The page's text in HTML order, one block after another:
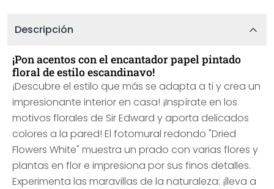
Descripción
¡Pon acentos con el encantador papel pintado
floral de estilo escandinavo!
¡Descubre el estilo que más se adapta a ti y crea un
impresionante interior en casa! ¡Inspírate en los
motivos florales de Sir Edward y aporta delicados
colores a la pared! El fotomural redondo "Dried
Flowers White" muestra un prado con varias flores y
plantas en flor e impresiona por sus finos detalles.
Experimenta las maravillas de la naturaleza: ¡lleva a